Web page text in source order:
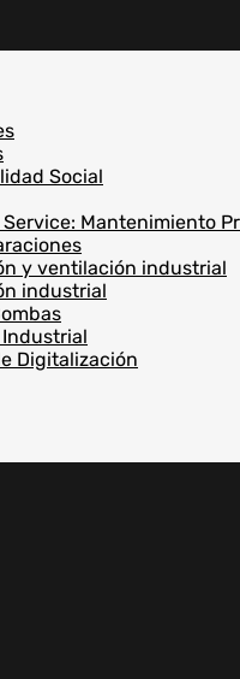
Social
Service: Mantenimiento
y ventilación industrial
industrial
Digitalización